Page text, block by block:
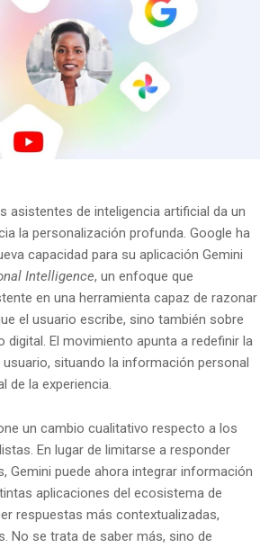
asistentes de inteligencia artificial da un
la personalización profunda. Google ha
capacidad para su aplicación Gemini
Intelligence, un enfoque que
en una herramienta capaz de razonar
el usuario escribe, sino también sobre
digital. El movimiento apunta a redefinir la
situando la información personal
de la experiencia.
un cambio cualitativo respecto a los
En lugar de limitarse a responder
Gemini puede ahora integrar información
aplicaciones del ecosistema de
respuestas más contextualizadas,
No se trata de saber más, sino de